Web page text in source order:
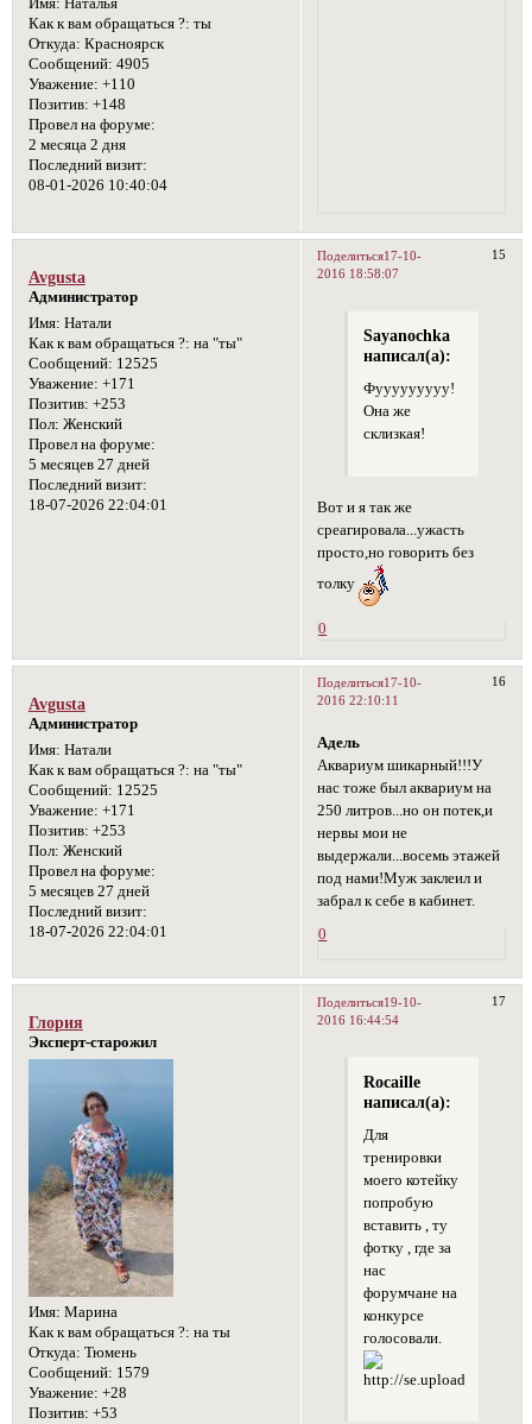
Имя: Наталья
Как к вам обращаться ?: ты
Откуда: Красноярск
Сообщений: 4905
Уважение: +110
Позитив: +148
Провел на форуме:
2 месяца 2 дня
Последний визит:
08-01-2026 10:40:04
Поделиться 15
17-10-
2016 18:58:07
Avgusta
Администратор
Имя: Натали
Как к вам обращаться ?: на "ты"
Сообщений: 12525
Уважение: +171
Позитив: +253
Пол: Женский
Провел на форуме:
5 месяцев 27 дней
Последний визит:
18-07-2026 22:04:01
Sayanochka
написал(а):
Фууууууууу!
Она же
склизкая!
Вот и я так же
среагировала...ужасть
просто,но говорить без
толку
0
Поделиться 16
17-10-
2016 22:10:11
Avgusta
Администратор
Имя: Натали
Как к вам обращаться ?: на "ты"
Сообщений: 12525
Уважение: +171
Позитив: +253
Пол: Женский
Провел на форуме:
5 месяцев 27 дней
Последний визит:
18-07-2026 22:04:01
Адель
Аквариум шикарный!!!У
нас тоже был аквариум на
250 литров...но он потек,и
нервы мои не
выдержали...восемь этажей
под нами!Муж заклеил и
забрал к себе в кабинет.
0
Поделиться 17
19-10-
2016 16:44:54
Глория
Эксперт-старожил
Имя: Марина
Как к вам обращаться ?: на ты
Откуда: Тюмень
Сообщений: 1579
Уважение: +28
Позитив: +53
Rocaille
написал(а):
Для
тренировки
моего котейку
попробую
вставить , ту
фотку , где за
нас
форумчане на
конкурсе
голосовали.